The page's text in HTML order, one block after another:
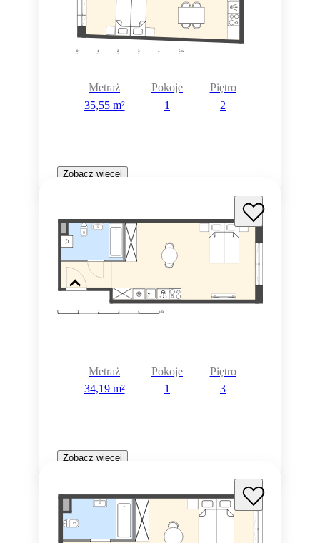
Metraż
35,55 m²
Pokoje
1
Piętro
2
Zobacz więcej
Metraż
34,19 m²
Pokoje
1
Piętro
3
Zobacz więcej